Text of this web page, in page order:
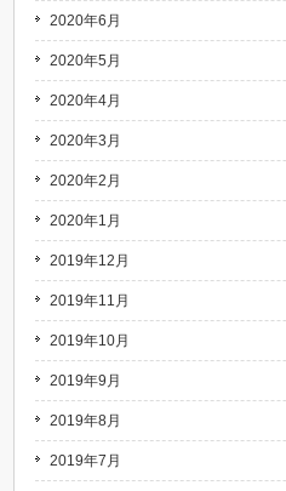
2020年6月
2020年5月
2020年4月
2020年3月
2020年2月
2020年1月
2019年12月
2019年11月
2019年10月
2019年9月
2019年8月
2019年7月